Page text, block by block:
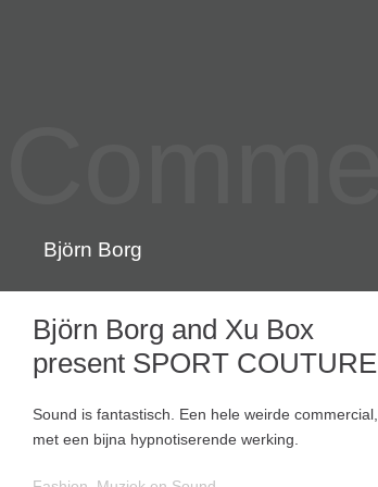
Björn Borg
Björn Borg and Xu Box
present SPORT COUTURE
Sound is fantastisch. Een hele weirde commercial,
met een bijna hypnotiserende werking.